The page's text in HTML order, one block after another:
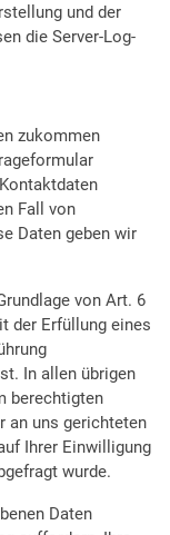
und der
die Server-Log-
zukommen
Fall von
Daten geben wir
von Art. 6
der Erfüllung eines
In allen übrigen
berechtigten
an uns gerichteten
Ihrer Einwilligung
wurde.
Daten